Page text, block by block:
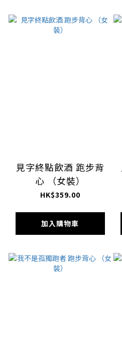
見字終點飲酒 跑步背
心 （女裝）
HK$359.00
加入購物車